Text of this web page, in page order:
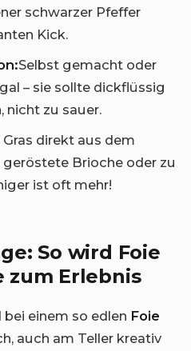
schwarzer Pfeffer
Kick.
Selbst gemacht oder
– sie sollte dickflüssig
nicht zu sauer.
Gras direkt aus dem
geröstete Brioche oder zu
ist oft mehr!
So wird Foie
zum Erlebnis
einem so edlen Foie
auch am Teller kreativ